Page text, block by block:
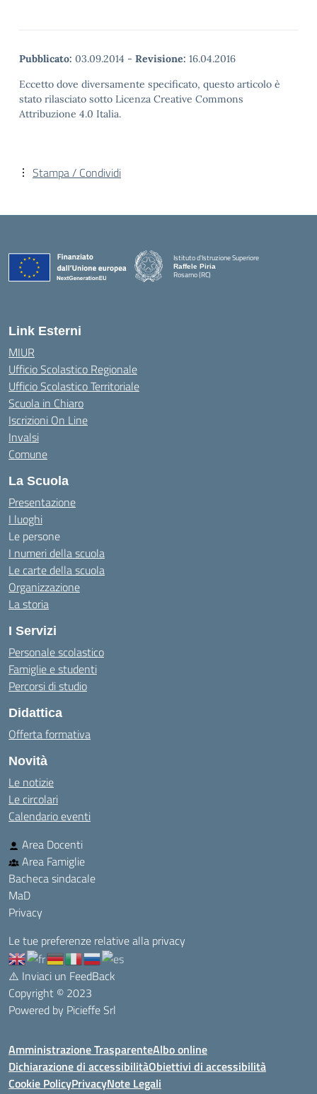
Pubblicato: 03.09.2014 - Revisione: 16.04.2016
Eccetto dove diversamente specificato, questo articolo è
stato rilasciato sotto Licenza Creative Commons
Attribuzione 4.0 Italia.
Stampa / Condividi
Istituto d'Istruzione Superiore
Raffele Piria
Rosarno (RC)
Link Esterni
MIUR
Ufficio Scolastico Regionale
Ufficio Scolastico Territoriale
Scuola in Chiaro
Iscrizioni On Line
Invalsi
Comune
La Scuola
Presentazione
I luoghi
Le persone
I numeri della scuola
Le carte della scuola
Organizzazione
La storia
I Servizi
Personale scolastico
Famiglie e studenti
Percorsi di studio
Didattica
Offerta formativa
Novità
Le notizie
Le circolari
Calendario eventi
Area Docenti
Area Famiglie
Bacheca sindacale
MaD
Privacy
Le tue preferenze relative alla privacy
⚠️ Inviaci un FeedBack
Copyright © 2023
Powered by Picieffe Srl
Amministrazione TrasparenteAlbo online
Dichiarazione di accessibilitàObiettivi di accessibilità
Cookie PolicyPrivacyNote Legali